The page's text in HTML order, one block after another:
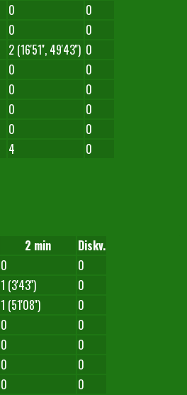
0
0
0
0
2 (16'51'', 49'43'') 0
0
0
0
0
0
0
0
0
4
0
2 min
Diskv.
0
0
1 (3'43'')
0
1 (51'08'')
0
0
0
0
0
0
0
0
0